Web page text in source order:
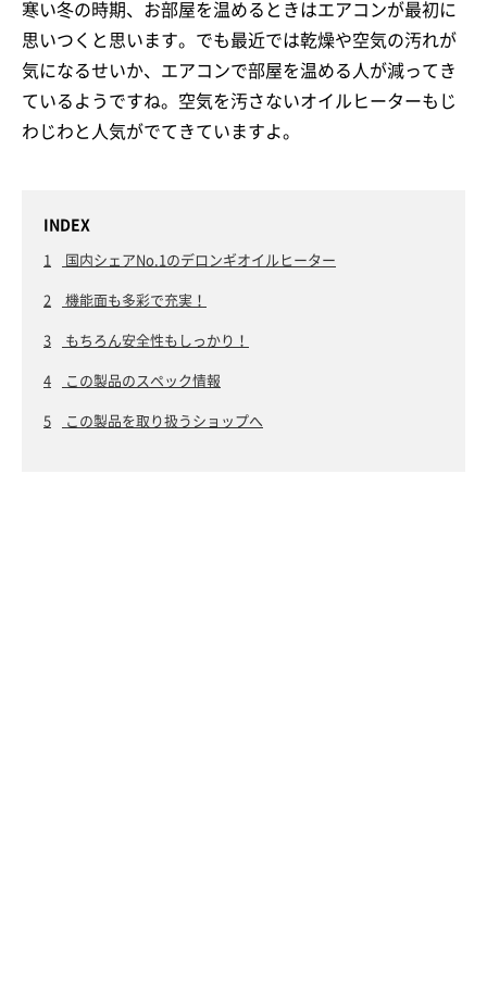
寒い冬の時期、お部屋を温めるときはエアコンが最初に
思いつくと思います。でも最近では乾燥や空気の汚れが
気になるせいか、エアコンで部屋を温める人が減ってき
ているようですね。空気を汚さないオイルヒーターもじ
わじわと人気がでてきていますよ。
INDEX
1 国内シェアNo.1のデロンギオイルヒーター
2 機能面も多彩で充実！
3 もちろん安全性もしっかり！
4 この製品のスペック情報
5 この製品を取り扱うショップへ